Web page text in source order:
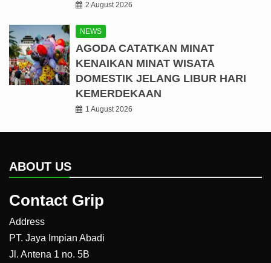
2 August 2026
NEWS
AGODA CATATKAN MINAT
KENAIKAN MINAT WISATA
DOMESTIK JELANG LIBUR HARI
KEMERDEKAAN
1 August 2026
ABOUT US
Contact Grip
Address
PT. Jaya Impian Abadi
Jl. Antena 1 no. 5B